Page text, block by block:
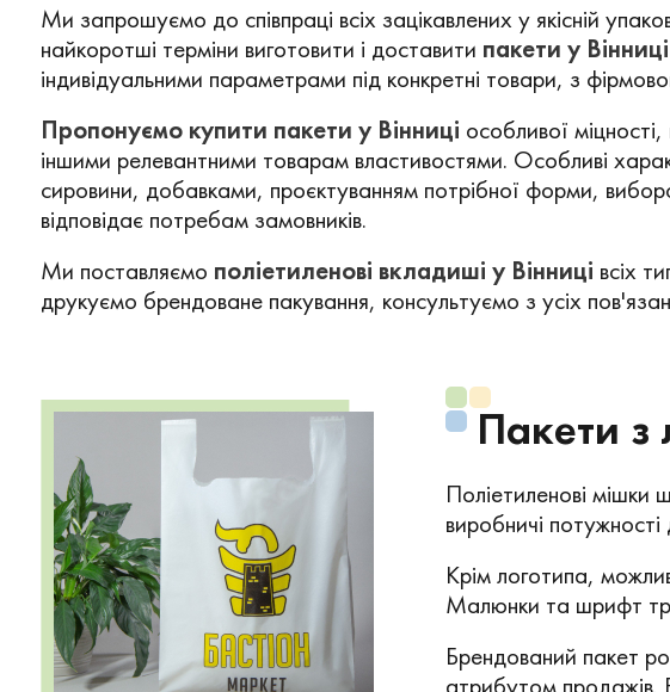
Ми запрошуємо до співпраці всіх зацікавлених у якісній
найкоротші терміни виготовити і доставити пакети у Вінниці
індивідуальними параметрами під конкретні товари, з
Пропонуємо купити пакети у Вінниці особливої
іншими релевантними товарам властивостями. Особливі
сировини, добавками, проєктуванням потрібної форми,
відповідає потребам замовників.
Ми поставляємо поліетиленові вкладиші у Вінниці всіх
друкуємо брендоване пакування, консультуємо з усіх
Пакети з
Поліетиленові мішки
виробничі
Крім логотипа,
Малюнки та шрифт
Брендований пакет
атрибутом продажів.